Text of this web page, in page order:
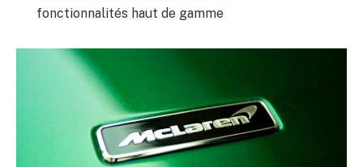
fonctionnalités haut de gamme